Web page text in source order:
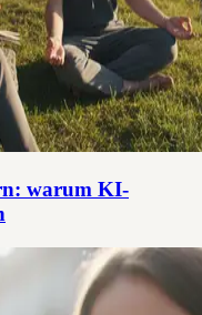
warum KI-